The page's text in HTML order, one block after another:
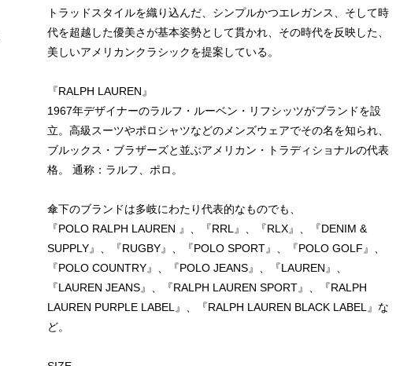
トラッドスタイルを織り込んだ、シンプルかつエレガンス、そして時
代を超越した優美さが基本姿勢として貫かれ、その時代を反映した、
美しいアメリカンクラシックを提案している。
『RALPH LAUREN』
1967年デザイナーのラルフ・ルーベン・リフシッツがブランドを設
立。高級スーツやポロシャツなどのメンズウェアでその名を知られ、
ブルックス・ブラザーズと並ぶアメリカン・トラディショナルの代表
格。 通称：ラルフ、ポロ。
傘下のブランドは多岐にわたり代表的なものでも、
『POLO RALPH LAUREN 』、『RRL』、『RLX』、『DENIM &
SUPPLY』、『RUGBY』、『POLO SPORT』、『POLO GOLF』、
『POLO COUNTRY』、『POLO JEANS』、『LAUREN』、
『LAUREN JEANS』、『RALPH LAUREN SPORT』、『RALPH
LAUREN PURPLE LABEL』、『RALPH LAUREN BLACK LABEL』な
ど。